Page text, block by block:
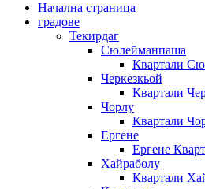
Начална страница
градове
Текирдаг
Сюлейманпаша
Квартали
Черкезкьой
Квартали
Чорлу
Квартали
Ергене
Ергене
Хайраболу
Квартали